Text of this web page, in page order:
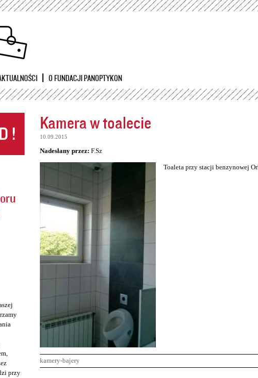
Przejdź
O FUNDACJI PANOPTYKON
przy
Kamera w toalecie
10.09.2015
Nadesłany przez: F.Sz
Toaleta przy stacji benzynowej
kamery-bajery